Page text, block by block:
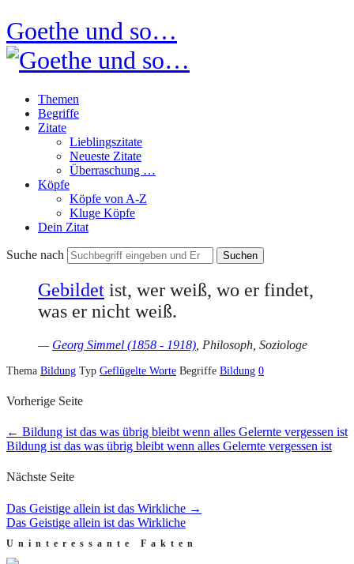
Goethe und so…
Themen
Begriffe
Zitate
Lieblingszitate
Neueste Zitate
Überraschung …
Köpfe
Köpfe von A-Z
Kluge Köpfe
Dein Zitat
Suche nach
Gebildet ist, wer weiß, wo er findet,
was er nicht weiß.
— Georg Simmel (1858 - 1918) , Philosoph, Soziologe
Thema Bildung Typ Geflügelte Worte Begriffe Bildung 0
Vorherige Seite
← Bildung ist das was übrig bleibt wenn alles Gelernte vergessen ist
Bildung ist das was übrig bleibt wenn alles Gelernte vergessen ist
Nächste Seite
Das Geistige allein ist das Wirkliche →
Das Geistige allein ist das Wirkliche
Uninteressante Fakten